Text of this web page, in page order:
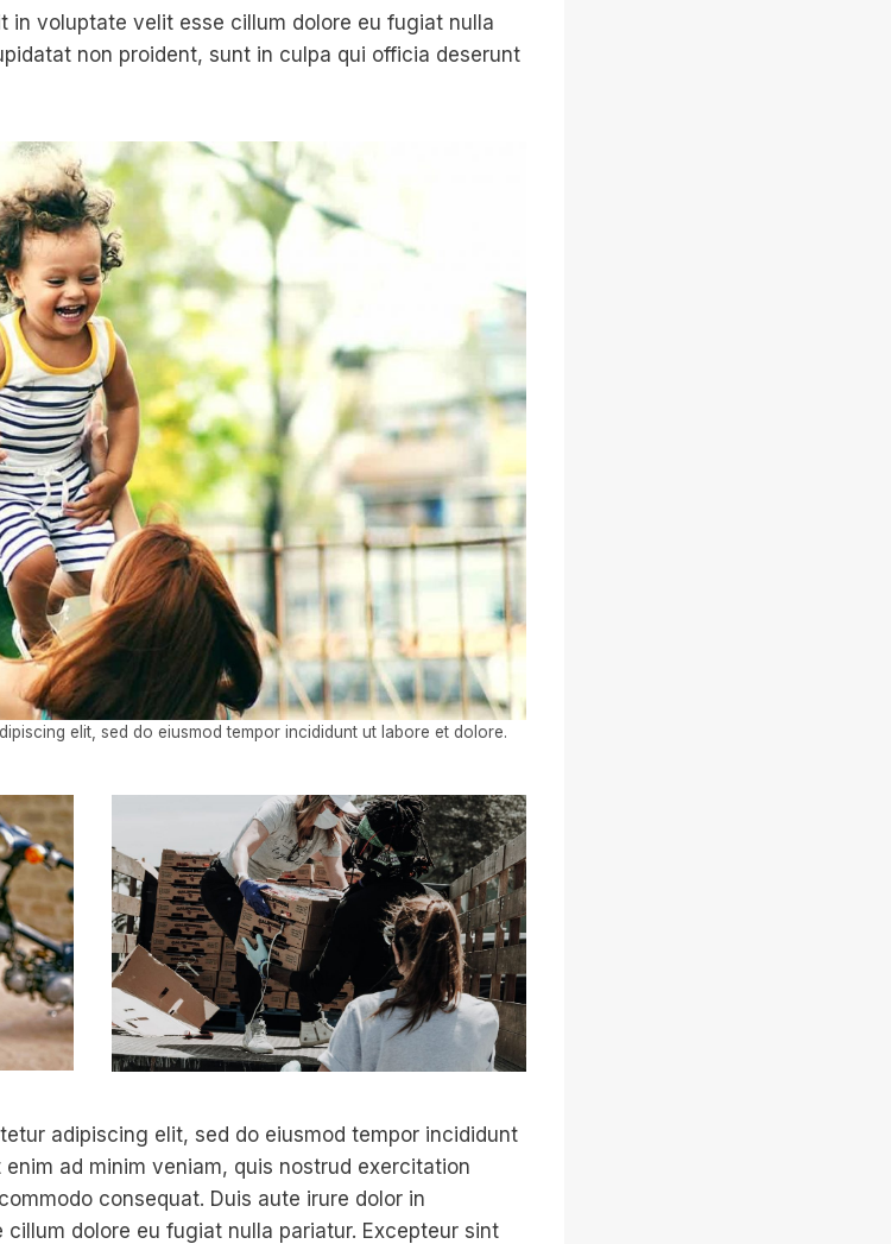
in voluptate velit esse cillum dolore eu fugiat nulla
non proident, sunt in culpa qui officia deserunt
elit, sed do eiusmod tempor incididunt ut labore et dolore.
adipiscing elit, sed do eiusmod tempor incididunt
ad minim veniam, quis nostrud exercitation
consequat. Duis aute irure dolor in
dolore eu fugiat nulla pariatur. Excepteur sint